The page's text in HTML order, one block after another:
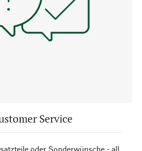
Service
oder Sonderwünsche - all